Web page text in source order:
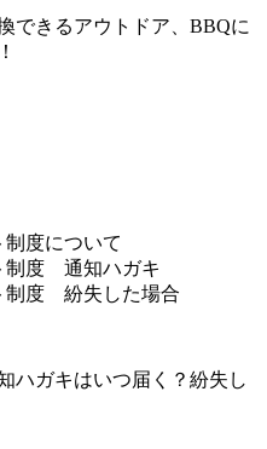
できるアウトドア、BBQに
度について
制度 通知ハガキ
制度 紛失した場合
ハガキはいつ届く？紛失し